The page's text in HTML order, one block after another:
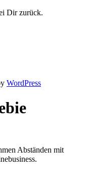
Dir zurück.
WordPress
Abständen mit